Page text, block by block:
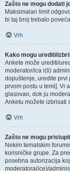
Zašto ne mogu dodati
Maksimalan limit
bi taj broj trebalo
Vrh
Kako mogu urediti/
Ankete može urediti/
moderator/ica i(li)
dopuštenje, uredite prvi
prvom postu u temi]. Vi
glasovao, dok ju
Anketu možete izbrisati
Vrh
Zašto ne mogu
Nekim tematskim
korisničke grupe. Za
posebna autorizacija
moderatora(ice)/